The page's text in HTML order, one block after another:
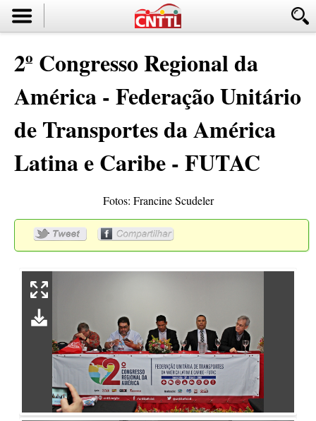
2º Congresso Regional da
América - Federação Unitário
de Transportes da América
Latina e Caribe - FUTAC
Fotos: Francine Scudeler